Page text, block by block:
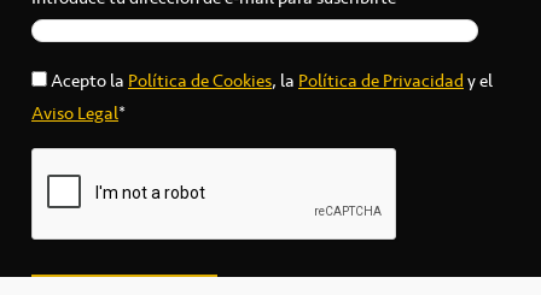
Acepto laPolítica de Cookies, laPolítica de Privacidady el
Aviso Legal*